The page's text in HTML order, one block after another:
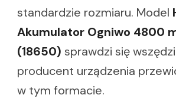
standardzie rozmiaru. Model
Akumulator Ogniwo 4800
(18650) sprawdzi się
producent urządzenia
w tym formacie.